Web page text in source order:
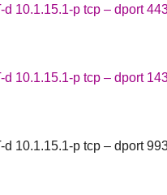
d 10.1.15.1-p tcp – dport
d 10.1.15.1-p tcp – dport
d 10.1.15.1-p tcp – dport